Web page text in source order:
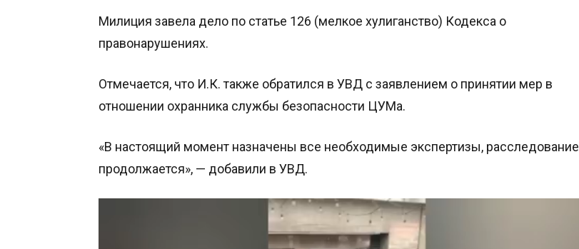
Милиция завела дело по статье 126 (мелкое хулиганство) Кодекса о
правонарушениях.
Отмечается, что И.К. также обратился в УВД с заявлением о принятии мер в
отношении охранника службы безопасности ЦУМа.
«В настоящий момент назначены все необходимые экспертизы, расследование
продолжается», — добавили в УВД.